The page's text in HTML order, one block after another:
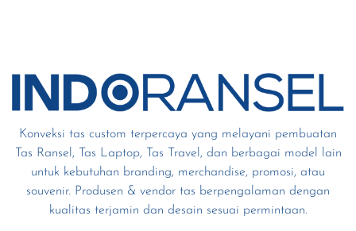
Konveksi tas custom terpercaya yang melayani pembuatan
Tas Ransel, Tas Laptop, Tas Travel, dan berbagai model lain
untuk kebutuhan branding, merchandise, promosi, atau
souvenir. Produsen & vendor tas berpengalaman dengan
kualitas terjamin dan desain sesuai permintaan.